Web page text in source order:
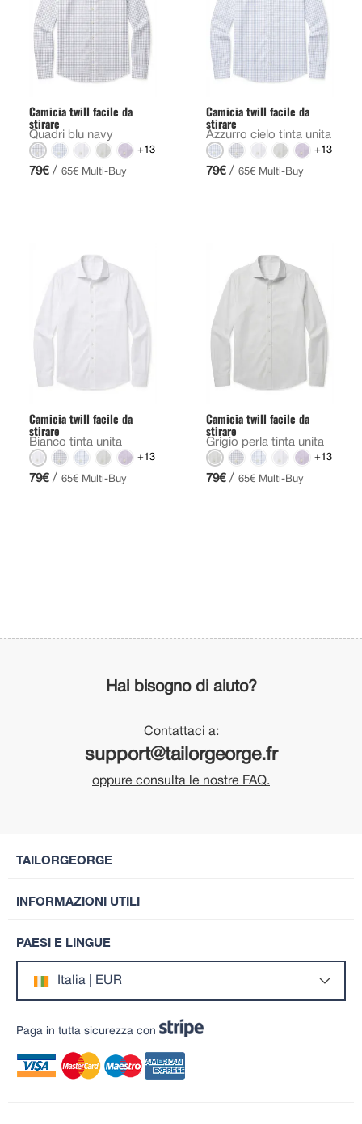
Camicia twill facile da
stirare
Quadri blu navy
+13
79€ / 65€ Multi-Buy
Camicia twill facile da
stirare
Azzurro cielo tinta unita
+13
79€ / 65€ Multi-Buy
Camicia twill facile da
stirare
Bianco tinta unita
+13
79€ / 65€ Multi-Buy
Camicia twill facile da
stirare
Grigio perla tinta unita
+13
79€ / 65€ Multi-Buy
Hai bisogno di aiuto?
Contattaci a:
support@tailorgeorge.fr
oppure consulta le nostre FAQ.
TAILORGEORGE
INFORMAZIONI UTILI
PAESI E LINGUE
Italia | EUR
Paga in tutta sicurezza con